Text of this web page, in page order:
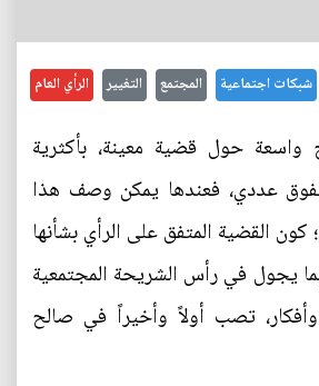
شبكات اجتماعية المجتمع التغيير الرأي العام
واسعة حول قضية معينة، بأكثرية
عددي، فعندها يمكن وصف هذا
كون القضية المتفق على الرأي بشأنها
يجول في رأس الشريحة المجتمعية
تصب أولاً وأخيراً في صالح